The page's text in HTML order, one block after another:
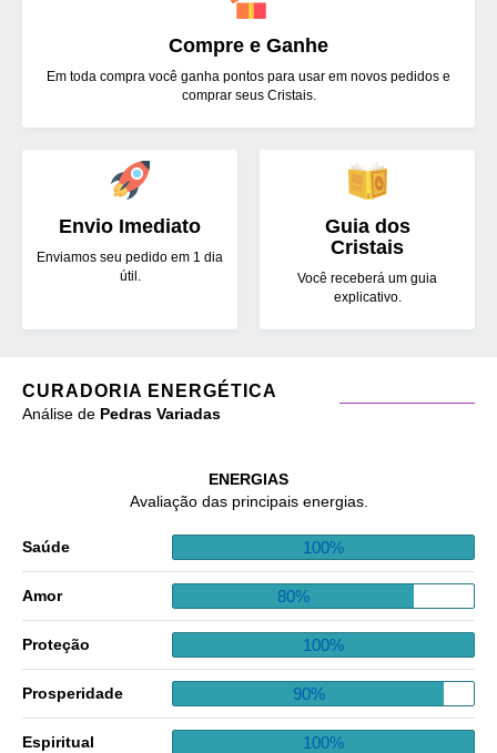
Envio Imediato
Enviamos seu pedido em 1 dia
útil.
Compre e Ganhe
Em toda compra você ganha pontos para usar em novos pedidos e
comprar seus Cristais.
Guia dos
Cristais
Você receberá um guia
explicativo.
CURADORIA ENERGÉTICA
Análise de Pedras Variadas
ENERGIAS
Avaliação das principais energias.
Saúde 100%
Amor 80%
Proteção 100%
Prosperidade 90%
Espiritual 100%